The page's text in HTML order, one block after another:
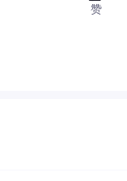
赞